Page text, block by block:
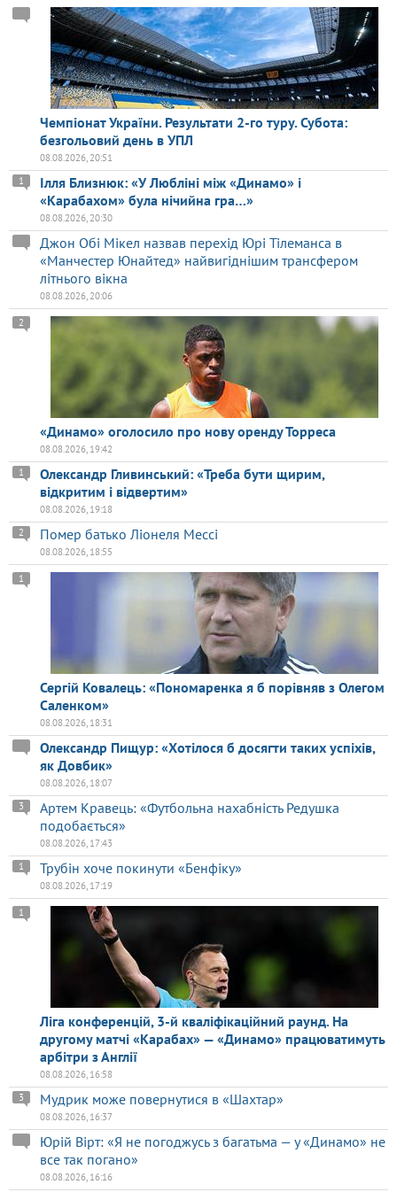
Чемпіонат України. Результати 2-го туру. Субота:
безгольовий день в УПЛ
08.08.2026, 20:51
Ілля Близнюк: «У Любліні між «Динамо» і
«Карабахом» була нічийна гра…»
1
08.08.2026, 20:30
Джон Обі Мікел назвав перехід Юрі Тілеманса в
«Манчестер Юнайтед» найвигіднішим трансфером
літнього вікна
08.08.2026, 20:06
«Динамо» оголосило про нову оренду Торреса
2
08.08.2026, 19:42
Олександр Гливинський: «Треба бути щирим,
відкритим і відвертим»
1
08.08.2026, 19:18
Помер батько Ліонеля Мессі
2
08.08.2026, 18:55
Сергій Ковалець: «Пономаренка я б порівняв з Олегом
Саленком»
1
08.08.2026, 18:31
Олександр Пищур: «Хотілося б досягти таких успіхів,
як Довбик»
08.08.2026, 18:07
Артем Кравець: «Футбольна нахабність Редушка
подобається»
3
08.08.2026, 17:43
Трубін хоче покинути «Бенфіку»
1
08.08.2026, 17:19
Ліга конференцій, 3-й кваліфікаційний раунд. На
другому матчі «Карабах» — «Динамо» працюватимуть
арбітри з Англії
1
08.08.2026, 16:58
Мудрик може повернутися в «Шахтар»
3
08.08.2026, 16:37
Юрій Вірт: «Я не погоджусь з багатьма — у «Динамо» не
все так погано»
08.08.2026, 16:16